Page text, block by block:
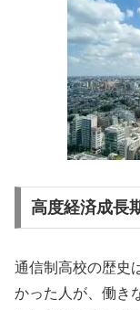
高度経済成長
通信制高校の歴史
かった人が、働き